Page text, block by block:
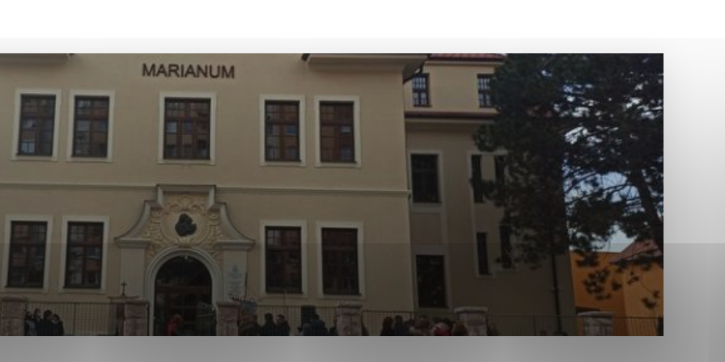
pre prevádzku nevyhnutné a pomáhajú urobiť webové stránky uplatniteľnými tým,
ako je navigácia na stránke a prístup k zabezpečeným oblastiam webovej
cookie nemôže web správne fungovať.
Analytické cookies
prevádzkovateľovi stránok pochopiť, ako návštevníci stránok stránku používajú,
a ponúknuť im lepšiu skúsenosť. Všetky dáta sa zbierajú anonymne a nie je
osobou.
Povoliť všetko Uložiť nastavenia